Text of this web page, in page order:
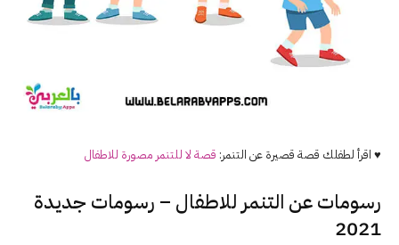
♥ اقرأ لطفلك قصة قصيرة عن التنمر: قصة لا للتنمر مصورة للاطفال
رسومات عن التنمر للاطفال – رسومات جديدة
2021